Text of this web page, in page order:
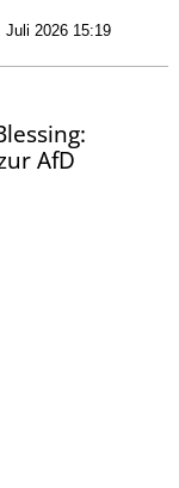
2026 15:19
AfD